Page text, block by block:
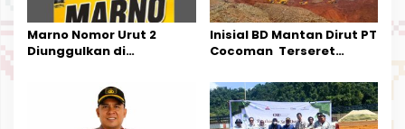
s
Marno Nomor Urut 2
Diunggulkan di
Kesederhanaannya Jadi
Harapan Warga
Inisial BD Mantan Dirut PT
Cocoman Terseret
Tata Kelola Tambang
Kalimantan Barat